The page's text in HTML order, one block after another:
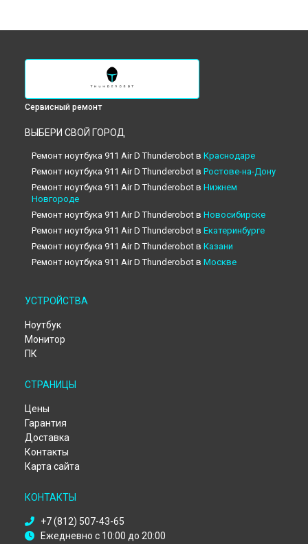
Сервисный ремонт
ВЫБЕРИ СВОЙ ГОРОД
Ремонт ноутбука 911 Air D Thunderobot в Краснодаре
Ремонт ноутбука 911 Air D Thunderobot в Ростове-на-Дону
Ремонт ноутбука 911 Air D Thunderobot в Нижнем
Новгороде
Ремонт ноутбука 911 Air D Thunderobot в Новосибирске
Ремонт ноутбука 911 Air D Thunderobot в Екатеринбурге
Ремонт ноутбука 911 Air D Thunderobot в Казани
Ремонт ноутбука 911 Air D Thunderobot в Москве
УСТРОЙСТВА
Ноутбук
Монитор
ПК
СТРАНИЦЫ
Цены
Гарантия
Доставка
Контакты
Карта сайта
КОНТАКТЫ
+7 (812) 507-43-65
Ежедневно с 10:00 до 20:00